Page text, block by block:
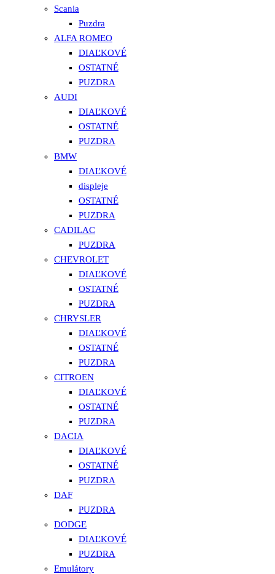
Scania
Puzdra
ALFA ROMEO
DIAĽKOVÉ
OSTATNÉ
PUZDRA
AUDI
DIAĽKOVÉ
OSTATNÉ
PUZDRA
BMW
DIAĽKOVÉ
displeje
OSTATNÉ
PUZDRA
CADILAC
PUZDRA
CHEVROLET
DIAĽKOVÉ
OSTATNÉ
PUZDRA
CHRYSLER
DIAĽKOVÉ
OSTATNÉ
PUZDRA
CITROEN
DIAĽKOVÉ
OSTATNÉ
PUZDRA
DACIA
DIAĽKOVÉ
OSTATNÉ
PUZDRA
DAF
PUZDRA
DODGE
DIAĽKOVÉ
PUZDRA
Emulátory